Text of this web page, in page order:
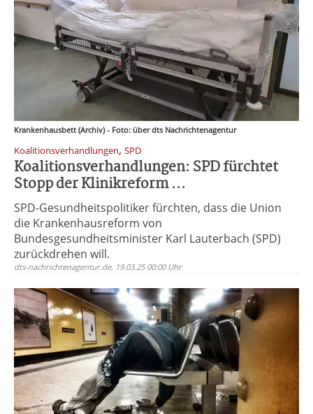
Krankenhausbett (Archiv) - Foto: über dts Nachrichtenagentur
Koalitionsverhandlungen, SPD
Koalitionsverhandlungen: SPD fürchtet
Stopp der Klinikreform ...
SPD-Gesundheitspolitiker fürchten, dass die Union
die Krankenhausreform von
Bundesgesundheitsminister Karl Lauterbach (SPD)
zurückdrehen will.
dts-nachrichtenagentur.de, 19.03.25 00:00 Uhr